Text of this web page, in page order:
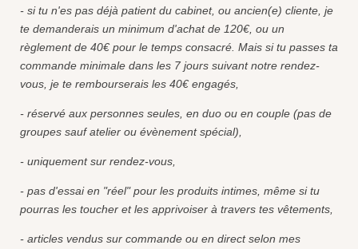
- si tu n'es pas déjà patient du cabinet, ou ancien(e) cliente, je
te demanderais un minimum d'achat de 120€, ou un
règlement de 40€ pour le temps consacré. Mais si tu passes ta
commande minimale dans les 7 jours suivant notre rendez-
vous, je te rembourserais les 40€ engagés,
- réservé aux personnes seules, en duo ou en couple (pas de
groupes sauf atelier ou évènement spécial),
- uniquement sur rendez-vous,
- pas d'essai en "réel" pour les produits intimes, même si tu
pourras les toucher et les apprivoiser à travers tes vêtements,
- articles vendus sur commande ou en direct selon mes